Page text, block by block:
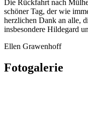
Die Rückfahrt nach
schöner Tag, der wie
herzlichen Dank an alle,
insbesondere Hildegard
Ellen Grawenhoff
Fotogalerie